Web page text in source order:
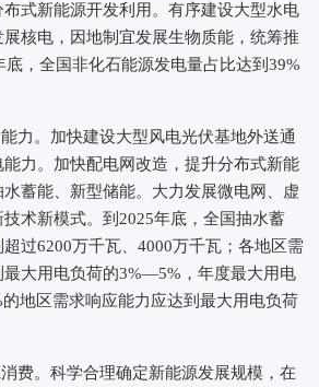
式新能源开发利用。有序建设大型水电
核电，因地制宜发展生物质能，统筹推
底，全国非化石能源发电量占比达到39%
力。加快建设大型风电光伏基地外送通
力。加快配电网改造，提升分布式新能
蓄能、新型储能。大力发展微电网、虚
术新模式。到2025年底，全国抽水蓄
过6200万千瓦、4000万千瓦；各地区需
大用电负荷的3%—5%，年度最大用电
地区需求响应能力应达到最大用电负荷
费。科学合理确定新能源发展规模，在